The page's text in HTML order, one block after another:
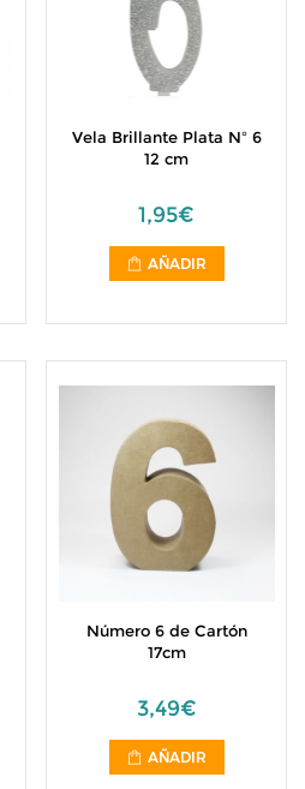
Vela Brillante Plata Nº 6
12 cm
1,95€
AÑADIR
Número 6 de Cartón
17cm
3,49€
AÑADIR